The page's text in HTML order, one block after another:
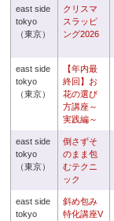
east side
tokyo
（東京）
クリスマ
スラッピ
ング2026
east side
tokyo
（東京）
【年内最
終回】お
花の選び
方講座～
実践編～
east side
tokyo
（東京）
倒さずそ
のまま包
むテクニ
ック
east side
tokyo
斜め包み
特化講座V